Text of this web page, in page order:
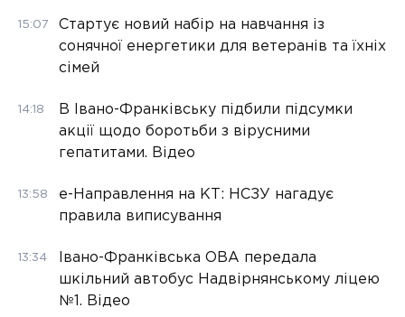
15:07
Стартує новий набір на навчання із
сонячної енергетики для ветеранів та їхніх
сімей
14:18
В Івано-Франківську підбили підсумки
акції щодо боротьби з вірусними
гепатитами. Відео
13:58
е-Направлення на КТ: НСЗУ нагадує
правила виписування
13:34
Івано-Франківська ОВА передала
шкільний автобус Надвірнянському ліцею
№1. Відео